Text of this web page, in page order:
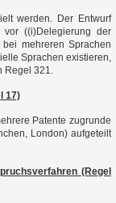
werden. Der Entwurf
((i)Delegierung der
mehreren Sprachen
Sprachen existieren,
Regel 321.
17)
Patente zugrunde
London) aufgeteilt
(Regel